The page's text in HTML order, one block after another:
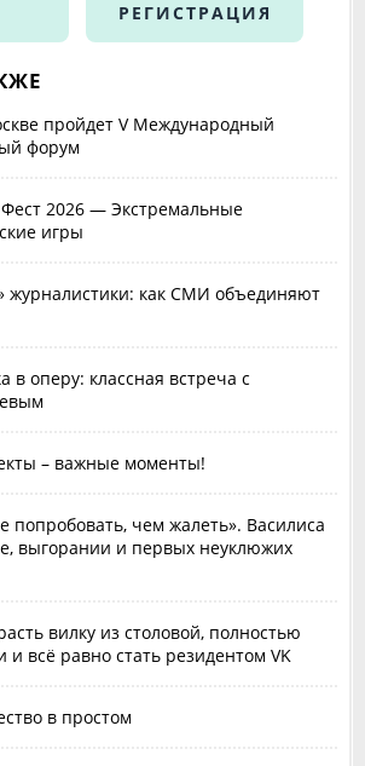
РЕГИСТРАЦИЯ
пройдет V Международный
форум
2026 — Экстремальные
игры
журналистики: как СМИ объединяют
в оперу: классная встреча с
– важные моменты!
попробовать, чем жалеть». Василиса
выгорании и первых неуклюжих
вилку из столовой, полностью
и всё равно стать резидентом VK
в простом